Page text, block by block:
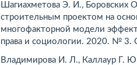
Шагиахметова Э. И., Боровских
строительным проектом на
многофакторной модели
права и социологии. 2020. № 3.
Владимирова И. Л., Каллаур Г.